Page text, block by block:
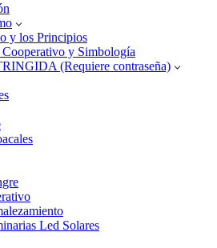
y los Principios
y Simbología
(Requiere contraseña)
Led Solares